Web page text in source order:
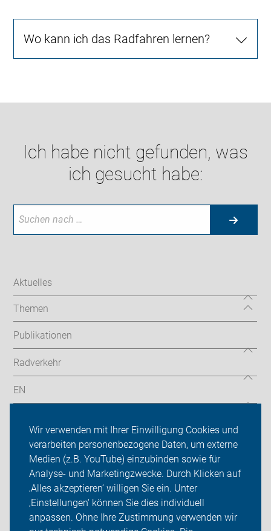
Wir verwenden mit Ihrer Einwilligung Cookies und
verarbeiten personenbezogene Daten, um externe
Medien (z.B. YouTube) einzubinden sowie für
Analyse- und Marketingzwecke. Durch Klicken auf
‚Alles akzeptieren‘ willigen Sie ein. Unter
‚Einstellungen‘ können Sie dies individuell
anpassen. Ohne Ihre Zustimmung verwenden wir
Wo kann ich das Radfahren lernen?
Ich habe nicht gefunden, was
ich gesucht habe:
Aktuelles
Themen
Publikationen
Radverkehr
EN
ADFC Köln
Sei dabei
Presse